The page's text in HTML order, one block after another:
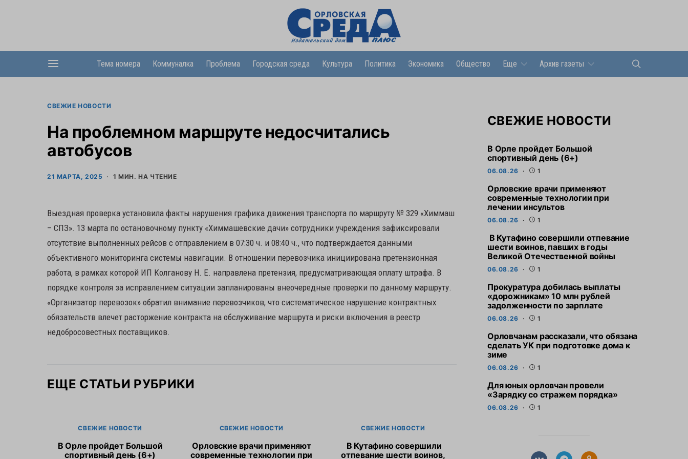
Тема номера Коммуналка Проблема Городская среда Культура Политика Экономика Общество Еще Архив газеты
СВЕЖИЕ НОВОСТИ
На проблемном маршруте недосчитались
автобусов
21 МАРТА, 2025 1 МИН. НА ЧТЕНИЕ
Выездная проверка установила факты нарушения графика движения транспорта по маршруту № 329 «Химмаш
– СПЗ». 13 марта по остановочному пункту «Химмашевские дачи» сотрудники учреждения зафиксировали
отсутствие выполненных рейсов с отправлением в 07:30 ч. и 08:40 ч., что подтверждается данными
объективного мониторинга системы навигации. В отношении перевозчика инициирована претензионная
работа, в рамках которой ИП Колганову Н. Е. направлена претензия, предусматривающая оплату штрафа. В
порядке контроля за исправлением ситуации запланированы внеочередные проверки по данному маршруту.
«Организатор перевозок» обратил внимание перевозчиков, что систематическое нарушение контрактных
обязательств влечет расторжение контракта на обслуживание маршрута и риски включения в реестр
недобросовестных поставщиков.
ЕЩЕ СТАТЬИ РУБРИКИ
СВЕЖИЕ НОВОСТИ
В Орле пройдет Большой
спортивный день (6+)
СВЕЖИЕ НОВОСТИ
Орловские врачи применяют
современные технологии при
СВЕЖИЕ НОВОСТИ
В Кутафино совершили
отпевание шести воинов,
выплаты «дорожникам» 10
СВЕЖИЕ НОВОСТИ
В Орле пройдет Большой
спортивный день (6+)
06.08.26 1
Орловские врачи применяют
современные технологии при
лечении инсультов
06.08.26 1
В Кутафино совершили отпевание
шести воинов, павших в годы
Великой Отечественной войны
06.08.26 1
Прокуратура добилась выплаты
«дорожникам» 10 млн рублей
задолженности по зарплате
06.08.26 1
Орловчанам рассказали, что обязана
сделать УК при подготовке дома к
зиме
06.08.26 1
Для юных орловчан провели
«Зарядку со стражем порядка»
06.08.26 1